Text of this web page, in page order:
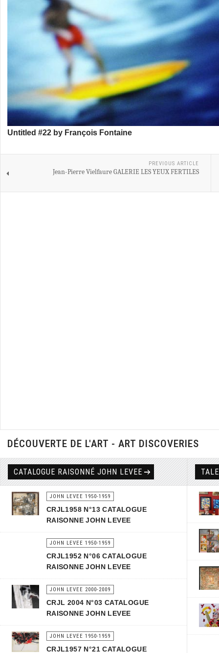
Untitled #22 by François Fontaine
PREVIOUS ARTICLE
Jean-Pierre Vielfaure GALERIE LES YEUX FERTILES
DÉCOUVERTE DE L'ART - ART DISCOVERIES
CATALOGUE RAISONNÉ JOHN LEVEE
JOHN LEVEE 1950-1959
CRJL1958 N°13 CATALOGUE
RAISONNE JOHN LEVEE
JOHN LEVEE 1950-1959
CRJL1952 N°06 CATALOGUE
RAISONNE JOHN LEVEE
JOHN LEVEE 2000-2009
CRJL 2004 N°03 CATALOGUE
RAISONNE JOHN LEVEE
JOHN LEVEE 1950-1959
CRJL1957 N°21 CATALOGUE